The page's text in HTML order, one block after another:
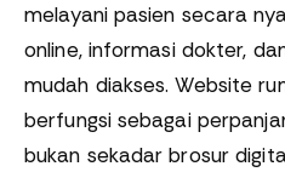
melayani pasien secara
online, informasi dokter,
mudah diakses. Website
berfungsi sebagai
bukan sekadar brosur